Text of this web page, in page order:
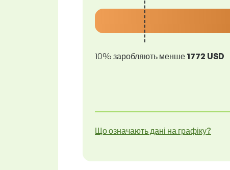
10% заробляють менше 1772 USD
Що означають дані на графіку?